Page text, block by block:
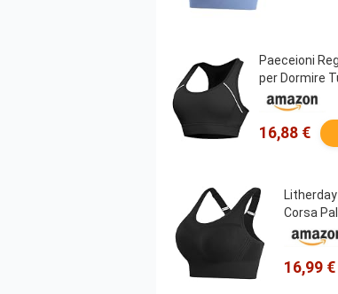
Paeceioni
per Dormire
16,88 €
Corsa
16,99 €